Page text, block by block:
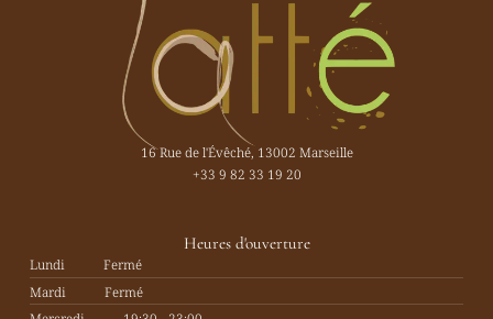
16 Rue de l'Évêché, 13002 Marseille
+33 9 82 33 19 20
Heures d'ouverture
Lundi
Fermé
Mardi
Fermé